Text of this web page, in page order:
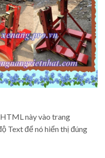
này vào trang
Text để nó hiển thị đúng